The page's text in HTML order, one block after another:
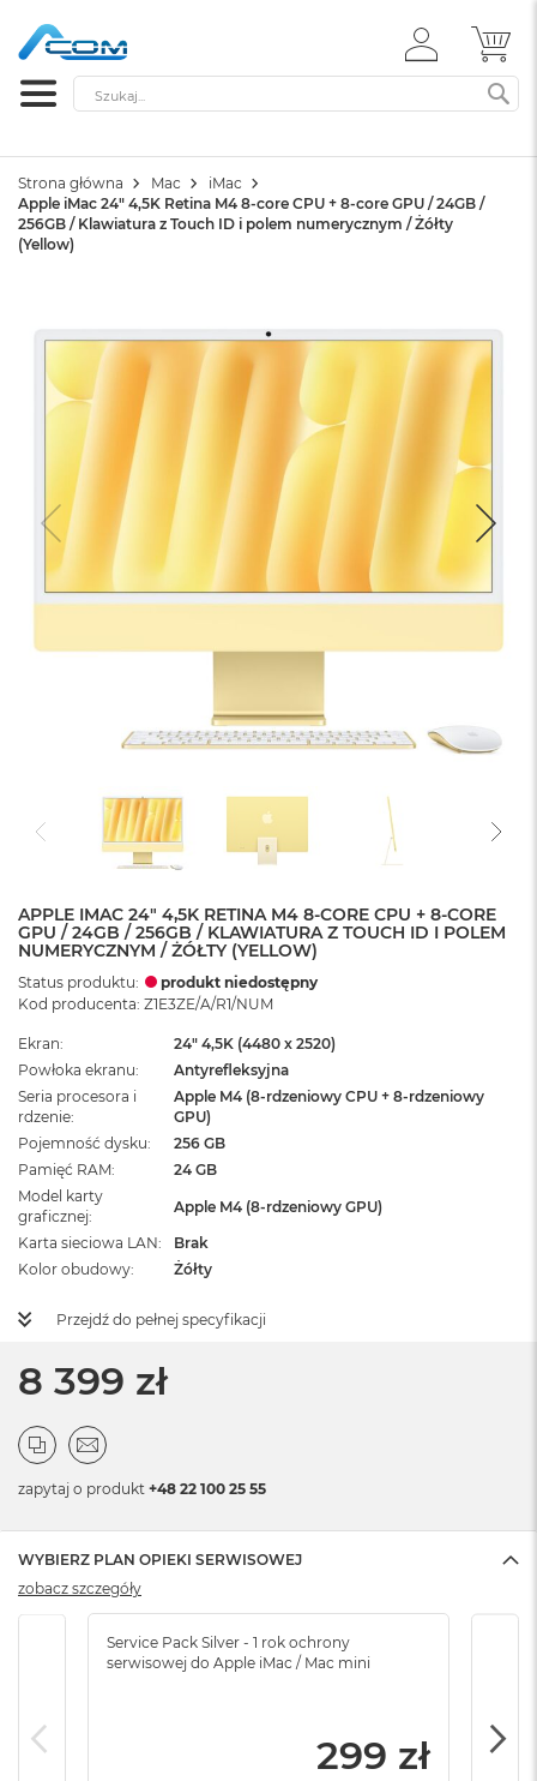
ZALOGUJ
SIĘ
Szukaj
Strona główna Mac
iMac
Apple iMac 24" 4,5K Retina M4 8-core CPU + 8-core GPU / 24GB /
256GB / Klawiatura z Touch ID i polem numerycznym / Żółty
(Yellow)
APPLE IMAC 24" 4,5K RETINA M4 8-CORE CPU + 8-CORE
GPU / 24GB / 256GB / KLAWIATURA Z TOUCH ID I POLEM
NUMERYCZNYM / ŻÓŁTY (YELLOW)
Status produktu:
produkt niedostępny
Kod producenta: Z1E3ZE/A/R1/NUM
Ekran
24" 4,5K (4480 x 2520)
Powłoka ekranu
Antyrefleksyjna
Seria procesora i
rdzenie
Apple M4 (8-rdzeniowy CPU + 8-rdzeniowy
GPU)
Pojemność dysku
256 GB
Pamięć RAM
24 GB
Model karty
graficznej
Apple M4 (8-rdzeniowy GPU)
Karta sieciowa LAN
Brak
Kolor obudowy
Żółty
Przejdź do pełnej specyfikacji
8 399 zł
zapytaj o produkt +48 22 100 25 55
WYBIERZ PLAN OPIEKI SERWISOWEJ
Service Pack Silver - 1 rok ochrony
serwisowej do Apple iMac / Mac mini
299 zł
zobacz szczegóły